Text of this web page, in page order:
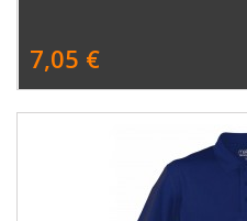
7,05 €